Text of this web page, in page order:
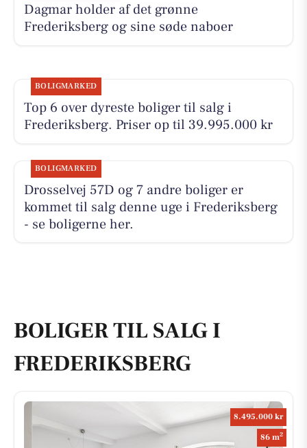
Dagmar holder af det grønne
Frederiksberg og sine søde naboer
BOLIGMARKED
Top 6 over dyreste boliger til salg i
Frederiksberg. Priser op til 39.995.000 kr
BOLIGMARKED
Drosselvej 57D og 7 andre boliger er
kommet til salg denne uge i Frederiksberg
- se boligerne her.
BOLIGER TIL SALG I
FREDERIKSBERG
8.495.000 kr
86 m2